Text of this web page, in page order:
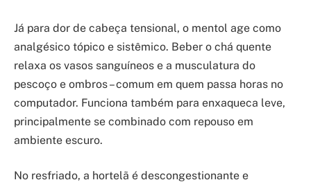
Já para dor de cabeça tensional, o mentol age como
analgésico tópico e sistêmico. Beber o chá quente
relaxa os vasos sanguíneos e a musculatura do
pescoço e ombros – comum em quem passa horas no
computador. Funciona também para enxaqueca leve,
principalmente se combinado com repouso em
ambiente escuro.
No resfriado, a hortelã é descongestionante e